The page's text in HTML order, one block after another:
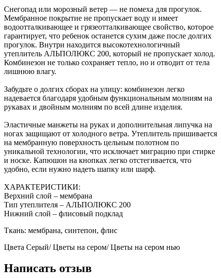
Снегопад или морозный ветер — не помеха для прогулок.
Мембранное покрытие не пропускает воду и имеет
водоотталкивающее и грязеотталкивающее свойство, которое
гарантирует, что ребенок останется сухим даже после долгих
прогулок. Внутри находится высокотехнологичный
утеплитель АЛЬПОЛЮКС 200, который не пропускает холод.
Комбинезон не только сохраняет тепло, но и отводит от тела
лишнюю влагу.
Забудьте о долгих сборах на улицу: комбинезон легко
надевается благодаря удобным функциональным молниям на
рукавах и двойным молниям по всей длине изделия.
Эластичные манжеты на руках и дополнительная липучка на
ногах защищают от холодного ветра. Утеплитель пришивается
на мембранную поверхность цельным полотном по
уникальной технологии, что исключает миграцию при стирке
и носке. Капюшон на кнопках легко отстегивается, что
удобно, если нужно надеть шапку или шарф.
ХАРАКТЕРИСТИКИ:
Верхний слой – мембрана
Тип утеплителя – АЛЬПОЛЮКС 200
Нижний слой – флисовый подклад
Ткань: мембрана, синтепон, флис
Цвета Серый/ Цветы на сером/ Цветы на сером нью
Написать отзыв